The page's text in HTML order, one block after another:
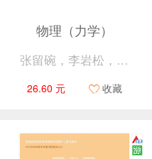
物理（力学）
张留碗，李岩松，俞家新
26.60 元 收藏